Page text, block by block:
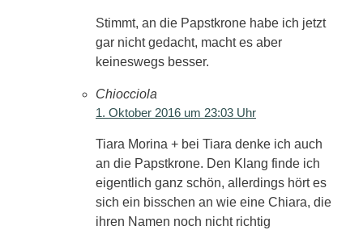
Stimmt, an die Papstkrone habe ich jetzt
gar nicht gedacht, macht es aber
keineswegs besser.
Chiocciola
1. Oktober 2016 um 23:03 Uhr
Tiara Morina + bei Tiara denke ich auch
an die Papstkrone. Den Klang finde ich
eigentlich ganz schön, allerdings hört es
sich ein bisschen an wie eine Chiara, die
ihren Namen noch nicht richtig